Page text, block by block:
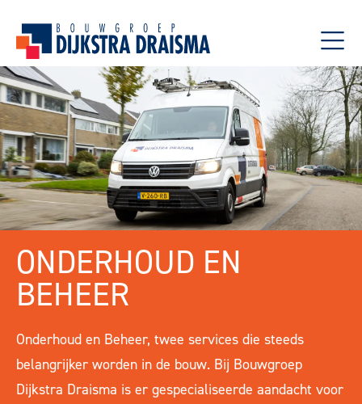
ONDERHOUD EN
BEHEER
Onderhoud en Beheer, twee services die steeds
belangrijker worden in de bouw. Bij Bouwgroep
Dijkstra Draisma is er gespecialiseerde aandacht voor